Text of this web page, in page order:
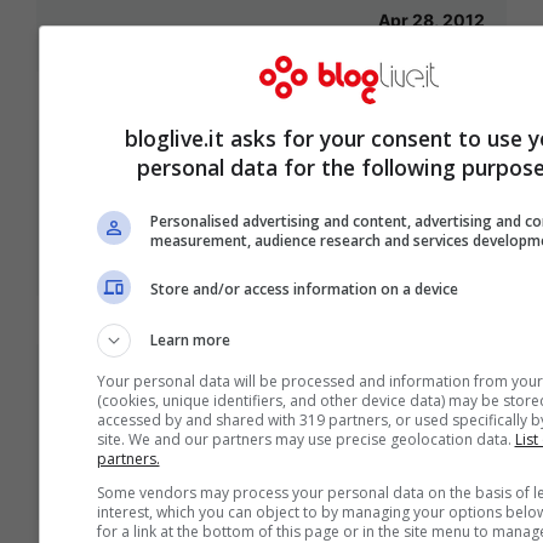
Apr 28, 2012
Assemblea Campari approva
Apr 28, 2012
Beppe Grillo e i partiti zombie,
sinistra nel panico
bloglive.it asks for your consent to use
personal data for the following
Personalised advertising and content, advertising and
measurement, audience research and services
Store and/or access information on a device
Learn more
Your personal data will be processed and information from
(cookies, unique identifiers, and other device data) may be
accessed by and shared with 319 partners, or used specifically
site. We and our partners may use precise geolocation data. List
partners.
Some vendors may process your personal data on the basis of
interest, which you can object to by managing your options
for a link at the bottom of this page or in the site menu to